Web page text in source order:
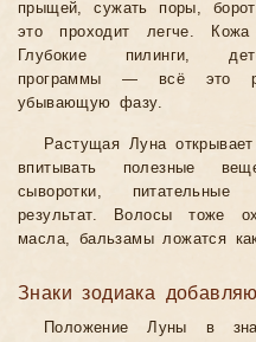
прыщей, сужать поры,
это проходит легче.
Глубокие пилинги,
программы — всё это
убывающую фазу.
Растущая Луна
впитывать полезные
сыворотки,
результат. Волосы тоже
масла, бальзамы ложатся
Знаки зодиака
Положение Луны в